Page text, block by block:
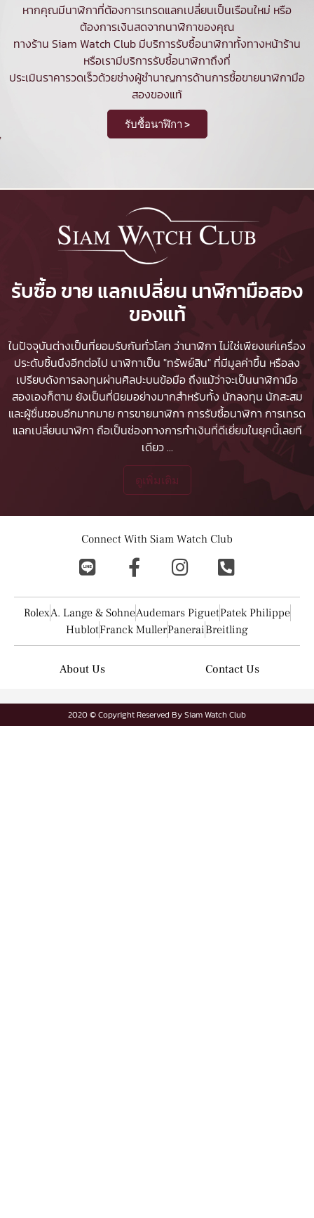
หากคุณมีนาฬิกาที่ต้องการเทรดแลกเปลี่ยนเป็นเรือนใหม่ หรือ
ต้องการเงินสดจากนาฬิกาของคุณ
ทางร้าน Siam Watch Club มีบริการรับซื้อนาฬิกาทั้งทางหน้าร้าน
หรือเรามีบริการรับซื้อนาฬิกาถึงที่
ประเมินราคารวดเร็วด้วยช่างผู้ชำนาญการด้านการซื้อขายนาฬิกามือ
สองของแท้
รับซื้อนาฬิกา >
รับซื้อ ขาย แลกเปลี่ยน นาฬิกามือสอง
ของแท้
ในปัจจุบันต่างเป็นที่ยอมรับกันทั่วโลก ว่านาฬิกา ไม่ใช่เพียงแค่เครื่อง
ประดับชิ้นนึงอีกต่อไป นาฬิกาเป็น "ทรัพย์สิน" ที่มีมูลค่าขึ้น หรือลง
เปรียบดังการลงทุนผ่านศิลปะบนข้อมือ ถึงแม้ว่าจะเป็นนาฬิกามือ
สองเองก็ตาม ยังเป็นที่นิยมอย่างมากสำหรับทั้ง นักลงทุน นักสะสม
และผู้ชื่นชอบอีกมากมายการขายนาฬิกา การรับซื้อนาฬิกา การเทรด
แลกเปลี่ยนนาฬิกา ถือเป็นช่องทางการทำเงินที่ดีเยี่ยมในยุคนี้เลยที
เดียว...
ดูเพิ่มเติม
Connect With Siam Watch Club
RolexA. Lange & SohneAudemars PiguetPatek Philippe
HublotFranck MullerPaneraiBreitling
About Us Contact Us
2020 © Copyright Reserved By Siam Watch Club